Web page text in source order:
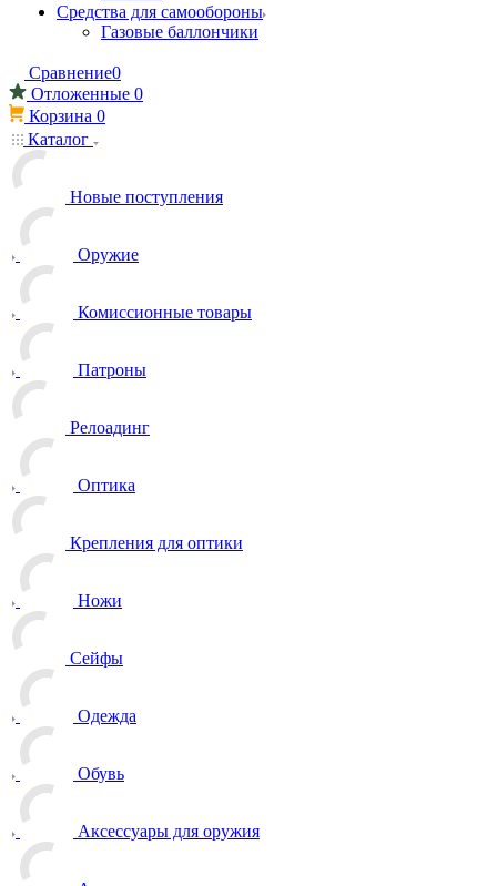
Средства для самообороны
Газовые баллончики
Сравнение0
Отложенные 0
Корзина 0
Каталог
Новые поступления
Оружие
Комиссионные товары
Патроны
Релоадинг
Оптика
Крепления для оптики
Ножи
Сейфы
Одежда
Обувь
Аксессуары для оружия